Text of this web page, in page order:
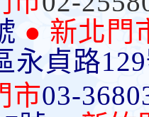
● 新北門
永貞路
市03-